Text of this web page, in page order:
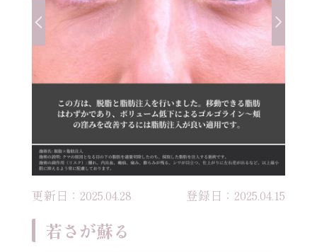
更新日：2025.04.28 登録日：2025.04.15
若さが蘇る